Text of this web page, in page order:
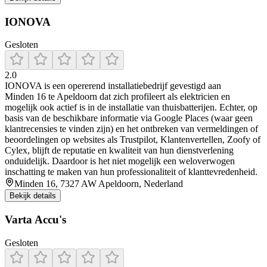
IONOVA
Gesloten
2.0
IONOVA is een opererend installatiebedrijf gevestigd aan
Minden 16 te Apeldoorn dat zich profileert als elektricien en
mogelijk ook actief is in de installatie van thuisbatterijen. Echter, op
basis van de beschikbare informatie via Google Places (waar geen
klantrecensies te vinden zijn) en het ontbreken van vermeldingen of
beoordelingen op websites als Trustpilot, Klantenvertellen, Zoofy of
Cylex, blijft de reputatie en kwaliteit van hun dienstverlening
onduidelijk. Daardoor is het niet mogelijk een weloverwogen
inschatting te maken van hun professionaliteit of klanttevredenheid.
Minden 16, 7327 AW Apeldoorn, Nederland
Bekijk details
Varta Accu's
Gesloten